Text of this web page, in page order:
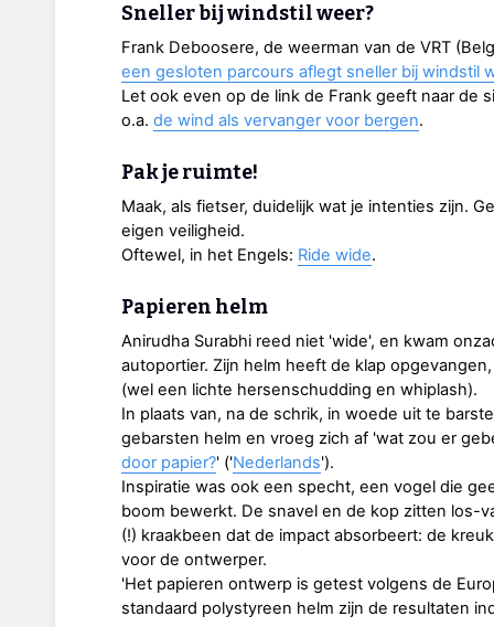
Sneller bij windstil weer?
Frank Deboosere, de weerman van de VRT
een gesloten parcours aflegt sneller bij windstil
Let ook even op de link de Frank geeft naar de
o.a. de wind als vervanger voor bergen.
Pak je ruimte!
Maak, als fietser, duidelijk wat je intenties zijn.
eigen veiligheid.
Oftewel, in het Engels: Ride wide.
Papieren helm
Anirudha Surabhi reed niet 'wide', en kwam
autoportier. Zijn helm heeft de klap
(wel een lichte hersenschudding en whiplash).
In plaats van, na de schrik, in woede uit te
gebarsten helm en vroeg zich af 'wat zou er
door papier?' ('Nederlands').
Inspiratie was ook een specht, een vogel die
boom bewerkt. De snavel en de kop zitten los-
(!) kraakbeen dat de impact absorbeert: de
voor de ontwerper.
'Het papieren ontwerp is getest volgens de
standaard polystyreen helm zijn de resultaten